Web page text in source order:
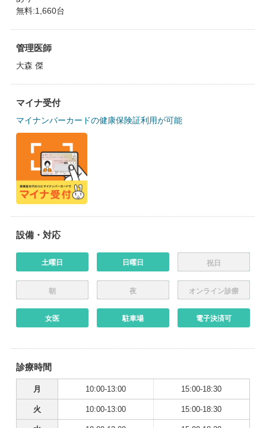
無料:1,660台
管理医師
大森 傑
マイナ受付
マイナンバーカードの健康保険証利用が可能
設備・対応
土曜日 日曜日 祝日
朝 夜 オンライン診療
女医 駐車場 電子決済可
診療時間
月 10:00-13:00 15:00-18:30
火 10:00-13:00 15:00-18:30